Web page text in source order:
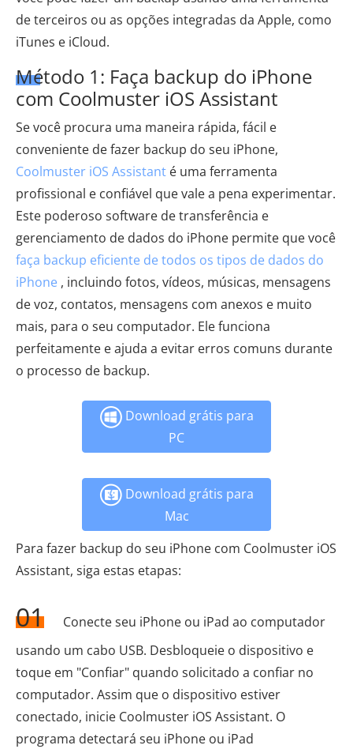
de terceiros ou as opções integradas da Apple, como
iTunes e iCloud.
Método 1: Faça backup do iPhone
com Coolmuster iOS Assistant
Se você procura uma maneira rápida, fácil e
conveniente de fazer backup do seu iPhone,
Coolmuster iOS Assistant é uma ferramenta
profissional e confiável que vale a pena experimentar.
Este poderoso software de transferência e
gerenciamento de dados do iPhone permite que você
faça backup eficiente de todos os tipos de dados do
iPhone , incluindo fotos, vídeos, músicas, mensagens
de voz, contatos, mensagens com anexos e muito
mais, para o seu computador. Ele funciona
perfeitamente e ajuda a evitar erros comuns durante
o processo de backup.
Download grátis para
PC
Download grátis para
Mac
Para fazer backup do seu iPhone com Coolmuster iOS
Assistant, siga estas etapas:
01
Conecte seu iPhone ou iPad ao computador
usando um cabo USB. Desbloqueie o dispositivo e
toque em "Confiar" quando solicitado a confiar no
computador. Assim que o dispositivo estiver
conectado, inicie Coolmuster iOS Assistant. O
programa detectará seu iPhone ou iPad